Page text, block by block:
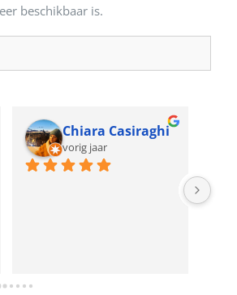
beschikbaar is.
Chiara Casiraghi
vorig jaar